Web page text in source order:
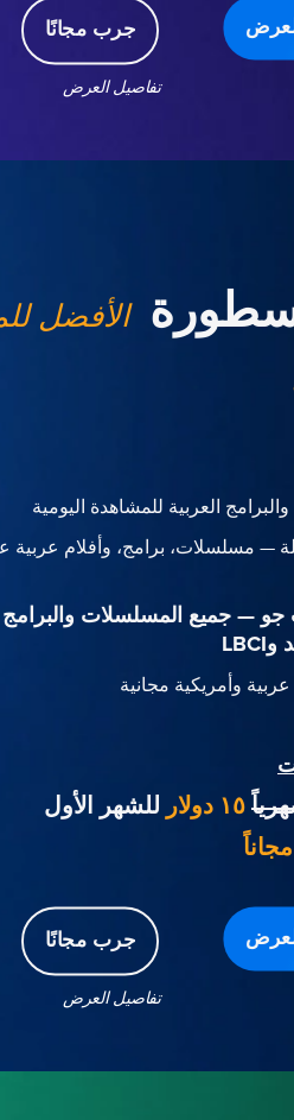
جرب مجانًا
تفاصيل العرض
الأفضل
العربية للمشاهدة اليومية
— مسلسلات، برامج، وأفلام عربية
— جميع المسلسلات والبرامج
للشهر الأول
جرب مجانًا
تفاصيل العرض